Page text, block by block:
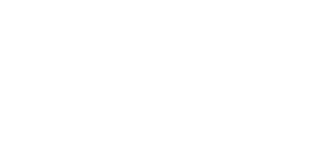
arvio 5/5, 28 arvostelua